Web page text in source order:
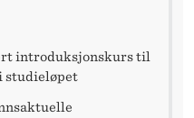
introduksjonskurs til
studieløpet